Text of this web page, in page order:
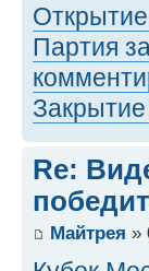
Партия
Re:
Майтрея »